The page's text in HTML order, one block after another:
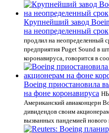
Крупнейший завод
на неопределенный срок
продлил на неопределенный
предприятия Puget Sound в
коронавируса, говорится в
Boeing приостановила
на фоне коронавируса
Американский авиаконцерн
дивидендов своим
вызванных пандемией